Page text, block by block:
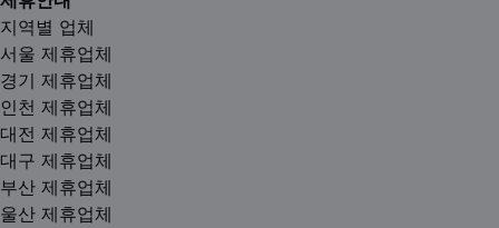
지역별 업체
서울 제휴업체
경기 제휴업체
인천 제휴업체
대전 제휴업체
대구 제휴업체
부산 제휴업체
울산 제휴업체